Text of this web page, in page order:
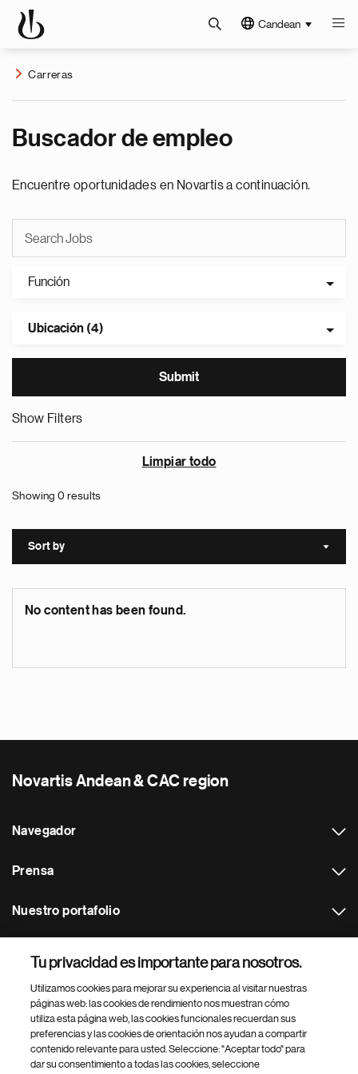
Candean
Carreras
Buscador de empleo
Encuentre oportunidades en Novartis a continuación.
Función
Ubicación (4)
Show Filters
Limpiar todo
Showing 0 results
Sort by Sort
No content has been found.
Novartis Andean & CAC region
Navegador
Prensa
Nuestro portafolio
Footer Site Search
Tu privacidad es importante para nosotros.
Utilizamos cookies para mejorar su experiencia al visitar nuestras
páginas web: las cookies de rendimiento nos muestran cómo
utiliza esta página web, las cookies funcionales recuerdan sus
preferencias y las cookies de orientación nos ayudan a compartir
contenido relevante para usted. Seleccione: "Aceptar todo" para
dar su consentimiento a todas las cookies, seleccione